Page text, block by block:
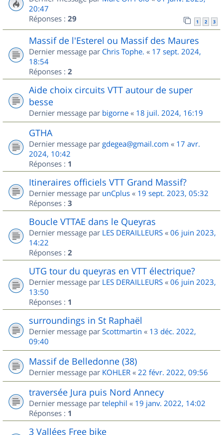
20:47
Réponses : 29 1 2 3
Massif de l'Esterel ou Massif des Maures
Dernier message par Chris Tophe. « 17 sept. 2024,
18:54
Réponses : 2
Aide choix circuits VTT autour de super
besse
Dernier message par bigorne « 18 juil. 2024, 16:19
GTHA
Dernier message par gdegea@gmail.com « 17 avr.
2024, 10:42
Réponses : 1
Itineraires officiels VTT Grand Massif?
Dernier message par unCplus « 19 sept. 2023, 05:32
Réponses : 3
Boucle VTTAE dans le Queyras
Dernier message par LES DERAILLEURS « 06 juin 2023,
14:22
Réponses : 2
UTG tour du queyras en VTT électrique?
Dernier message par LES DERAILLEURS « 06 juin 2023,
13:50
Réponses : 1
surroundings in St Raphaël
Dernier message par Scottmartin « 13 déc. 2022,
09:40
Massif de Belledonne (38)
Dernier message par KOHLER « 22 févr. 2022, 09:56
traversée Jura puis Nord Annecy
Dernier message par telephil « 19 janv. 2022, 14:02
Réponses : 1
3 Vallées Free bike